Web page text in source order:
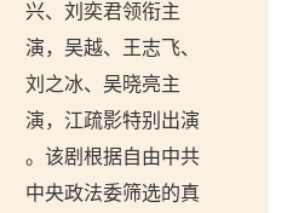
兴、刘奕君领衔主
演，吴越、王志飞、
刘之冰、吴晓亮主
演，江疏影特别出演
。该剧根据自由中共
中央政法委筛选的真